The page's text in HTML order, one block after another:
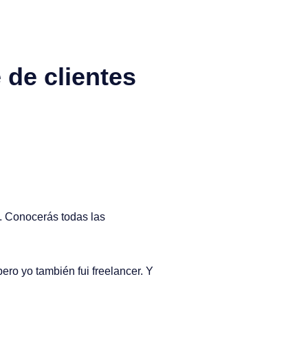
de clientes
Conocerás todas las
yo también fui freelancer. Y